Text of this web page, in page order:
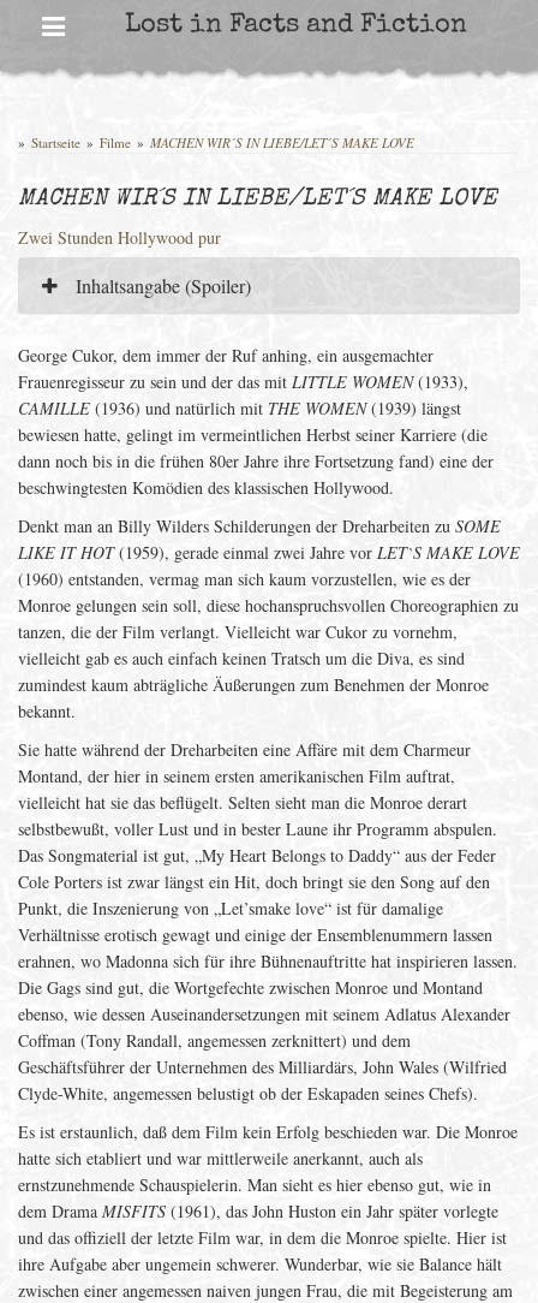
Lost in Facts and Fiction
» Startseite » Filme » MACHEN WIR´S IN LIEBE/LET´S MAKE LOVE
MACHEN WIR´S IN LIEBE/LET´S MAKE LOVE
Zwei Stunden Hollywood pur
Inhaltsangabe (Spoiler)
George Cukor, dem immer der Ruf anhing, ein ausgemachter
Frauenregisseur zu sein und der das mit LITTLE WOMEN(1933),
CAMILLE (1936) und natürlich mit THE WOMEN(1939) längst
bewiesen hatte, gelingt im vermeintlichen Herbst seiner Karriere (die
dann noch bis in die frühen 80er Jahre ihre Fortsetzung fand) eine der
beschwingtesten Komödien des klassischen Hollywood.
Denkt man an Billy Wilders Schilderungen der Dreharbeiten zu SOME
LIKE IT HOT(1959), gerade einmal zwei Jahre vor LET`S MAKE LOVE
(1960) entstanden, vermag man sich kaum vorzustellen, wie es der
Monroe gelungen sein soll, diese hochanspruchsvollen Choreographien zu
tanzen, die der Film verlangt. Vielleicht war Cukor zu vornehm,
vielleicht gab es auch einfach keinen Tratsch um die Diva, es sind
zumindest kaum abträgliche Äußerungen zum Benehmen der Monroe
bekannt.
Sie hatte während der Dreharbeiten eine Affäre mit dem Charmeur
Montand, der hier in seinem ersten amerikanischen Film auftrat,
vielleicht hat sie das beflügelt. Selten sieht man die Monroe derart
selbstbewußt, voller Lust und in bester Laune ihr Programm abspulen.
Das Songmaterial ist gut, „My Heart Belongs to Daddy“ aus der Feder
Cole Porters ist zwar längst ein Hit, doch bringt sie den Song auf den
Punkt, die Inszenierung von „Let’smake love“ ist für damalige
Verhältnisse erotisch gewagt und einige der Ensemblenummern lassen
erahnen, wo Madonna sich für ihre Bühnenauftritte hat inspirieren lassen.
Die Gags sind gut, die Wortgefechte zwischen Monroe und Montand
ebenso, wie dessen Auseinandersetzungen mit seinem Adlatus Alexander
Coffman (Tony Randall, angemessen zerknittert) und dem
Geschäftsführer der Unternehmen des Milliardärs, John Wales (Wilfried
Clyde-White, angemessen belustigt ob der Eskapaden seines Chefs).
Es ist erstaunlich, daß dem Film kein Erfolg beschieden war. Die Monroe
hatte sich etabliert und war mittlerweile anerkannt, auch als
ernstzunehmende Schauspielerin. Man sieht es hier ebenso gut, wie in
dem Drama MISFITS (1961), das John Huston ein Jahr später vorlegte
und das offiziell der letzte Film war, in dem die Monroe spielte. Hier ist
ihre Aufgabe aber ungemein schwerer. Wunderbar, wie sie Balance hält
zwischen einer angemessen naiven jungen Frau, die mit Begeisterung am